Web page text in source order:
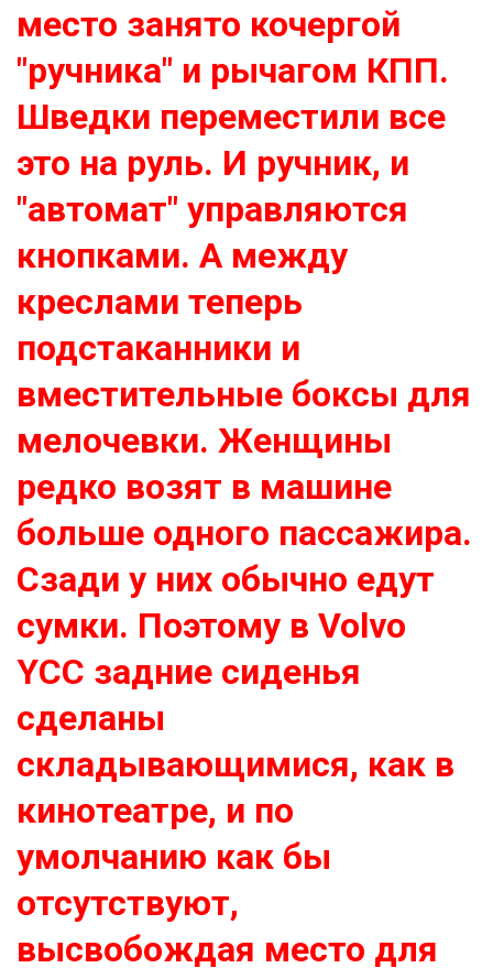
место занято кочергой
"ручника" и рычагом КПП.
Шведки переместили все
это на руль. И ручник, и
"автомат" управляются
кнопками. А между
креслами теперь
подстаканники и
вместительные боксы для
мелочевки. Женщины
редко возят в машине
больше одного пассажира.
Сзади у них обычно едут
сумки. Поэтому в Volvo
YCC задние сиденья
сделаны
складывающимися, как в
кинотеатре, и по
умолчанию как бы
отсутствуют,
высвобождая место для